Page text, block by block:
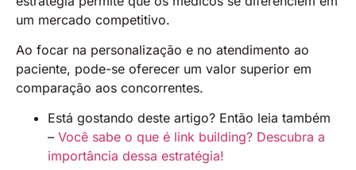
um mercado competitivo.
Ao focar na personalização e no atendimento ao
paciente, pode-se oferecer um valor superior em
comparação aos concorrentes.
Está gostando deste artigo? Então leia também
– Você sabe o que é link building? Descubra a
importância dessa estratégia!